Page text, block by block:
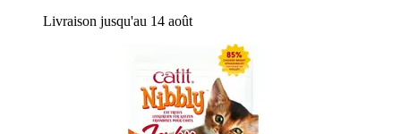
Livraison jusqu'au 14 août